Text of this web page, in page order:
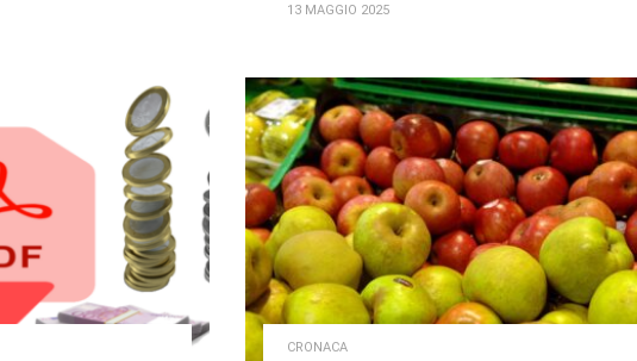
13 MAGGIO 2025
CRONACA